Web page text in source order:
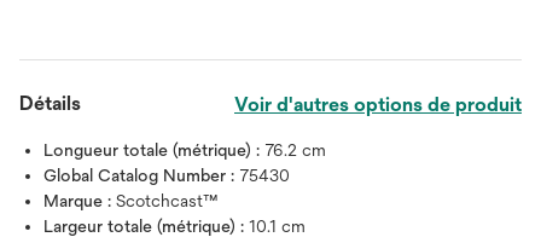
Détails Voir d'autres options de produit
Longueur totale (métrique) : 76.2 cm
Global Catalog Number : 75430
Marque : Scotchcast™
Largeur totale (métrique) : 10.1 cm